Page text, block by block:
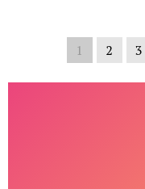
1 2 3